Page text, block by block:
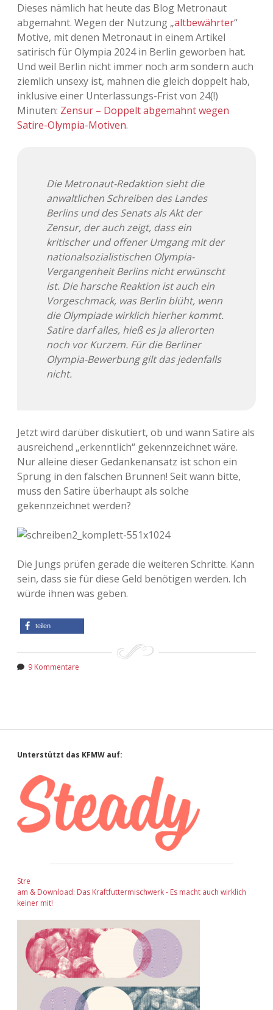
Dieses nämlich hat heute das Blog Metronaut
abgemahnt. Wegen der Nutzung „altbewährter“
Motive, mit denen Metronaut in einem Artikel
satirisch für Olympia 2024 in Berlin geworben hat.
Und weil Berlin nicht immer noch arm sondern auch
ziemlich unsexy ist, mahnen die gleich doppelt hab,
inklusive einer Unterlassungs-Frist von 24(!)
Minuten: Zensur – Doppelt abgemahnt wegen
Satire-Olympia-Motiven.
Die Metronaut-Redaktion sieht die
anwaltlichen Schreiben des Landes
Berlins und des Senats als Akt der
Zensur, der auch zeigt, dass ein
kritischer und offener Umgang mit der
nationalsozialistischen Olympia-
Vergangenheit Berlins nicht erwünscht
ist. Die harsche Reaktion ist auch ein
Vorgeschmack, was Berlin blüht, wenn
die Olympiade wirklich hierher kommt.
Satire darf alles, hieß es ja allerorten
noch vor Kurzem. Für die Berliner
Olympia-Bewerbung gilt das jedenfalls
nicht.
Jetzt wird darüber diskutiert, ob und wann Satire als
ausreichend „erkenntlich“ gekennzeichnet wäre.
Nur alleine dieser Gedankenansatz ist schon ein
Sprung in den falschen Brunnen! Seit wann bitte,
muss den Satire überhaupt als solche
gekennzeichnet werden?
Die Jungs prüfen gerade die weiteren Schritte. Kann
sein, dass sie für diese Geld benötigen werden. Ich
würde ihnen was geben.
teilen
9 Kommentare
Sidebar
Unterstützt das KFMW auf:
Stre
am & Download: Das Kraftfuttermischwerk - Es macht auch wirklich
keiner mit!